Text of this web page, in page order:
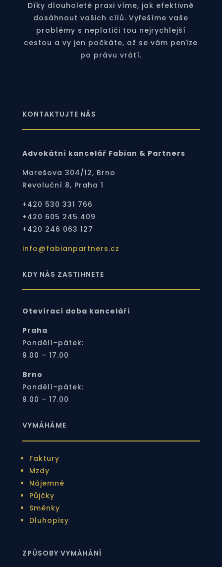
Díky dlouholeté praxi víme, jak efektivně
dosáhnout vašich cílů. Vyřešíme vaše
problémy s neplatiči tou nejrychlejší
cestou a vy jen počkáte, až se vám peníze
po právu vrátí.
KONTAKTUJTE NÁS
Advokátní kancelář Fabian & Partners
Marešova 304/12, Brno
Revoluční 8, Praha 1
+420 530 331 766
+420 605 245 409
+420 246 063 127
info@fabianpartners.cz
KDY NÁS ZASTIHNETE
Otevírací doba kanceláří
Praha
Pondělí–pátek:
9.00 – 17.00
Brno
Pondělí–pátek:
9.00 – 17.00
VYMÁHÁME
Faktury
Mzdy
Nájemné
Půjčky
Směnky
Dluhopisy
ZPŮSOBY VYMÁHÁNÍ